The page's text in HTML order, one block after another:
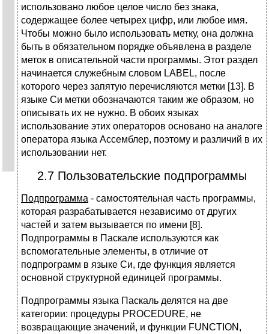
использовано любое целое число без знака,
содержащее более четырех цифр, или любое имя.
Чтобы можно было использовать метку, она должна
быть в обязательном порядке объявлена в разделе
меток в описательной части программы. Этот раздел
начинается служебным словом LABEL, после
которого через запятую перечисляются метки [13]. В
языке Си метки обозначаются таким же образом, но
описывать их не нужно. В обоих языках
использование этих операторов основано на аналоге
оператора языка Ассемблер, поэтому и различий в их
использовании нет.
2.7 Пользовательские подпрограммы
Подпрограмма - самостоятельная часть программы,
которая разрабатывается независимо от других
частей и затем вызывается по имени [8].
Подпрограммы в Паскале используются как
вспомогательные элементы, в отличие от
подпрограмм в языке Си, где функция является
основной структурной единицей программы.
Подпрограммы языка Паскаль делятся на две
категории: процедуры PROCEDURE, не
возвращающие значений, и функции FUNCTION,